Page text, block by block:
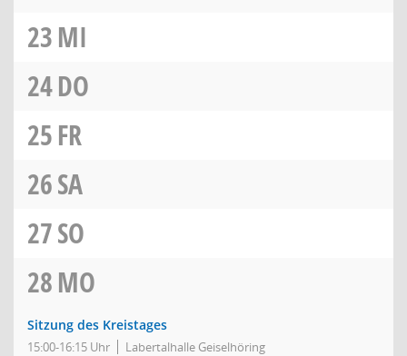
23MI
24DO
25FR
26SA
27SO
28MO
Sitzung des Kreistages
15:00-16:15 Uhr Labertalhalle Geiselhöring